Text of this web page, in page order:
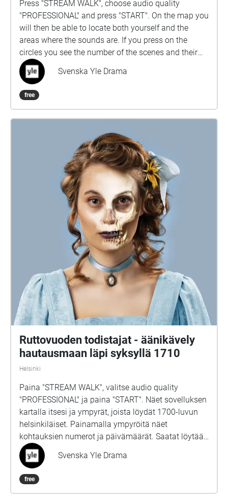
Press "STREAM WALK", choose audio quality
"PROFESSIONAL" and press "START". On the map you
will then be able to locate both yourself and the
areas where the sounds are. If you press on the
circles you see the number of the scenes and their
dates. Your audio journey begins at the yellow gate
towards Bulevardi and lasts about half an hour. You
might also find sounds that are not seen on the map.
Put on your headphones and travel back to 1710,
also called the Plague Park. The audio drama is not
recommended for children under ten.
Svenska Yle Drama
free
Ruttovuoden todistajat - äänikävely
hautausmaan läpi syksyllä 1710
Helsinki
Paina "STREAM WALK", valitse audio quality
"PROFESSIONAL" ja paina "START". Näet sovelluksen
kartalla itsesi ja ympyrät, joista löydät 1700-luvun
helsinkiläiset. Painamalla ympyröitä näet
kohtauksien numerot ja päivämäärät. Saatat löytää
ääniä myös ympyröiden ulkopuolelta. Aikamatka
alkaa Bulevardin puoleiselta portilta ja kestää noin
puoli tuntia. Laita kuulokkeet korville ja astu
hautausmaalle vuoteen 1710, jolloin rutto surmasi
Svenska Yle Drama
free